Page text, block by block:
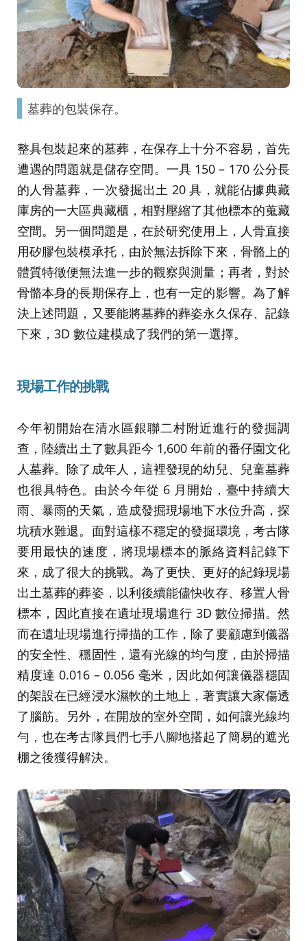
墓葬的包裝保存。
整具包裝起來的墓葬，在保存上十分不容易，首先
遭遇的問題就是儲存空間。一具 150 – 170 公分長
的人骨墓葬，一次發掘出土 20 具，就能佔據典藏
庫房的一大區典藏櫃，相對壓縮了其他標本的蒐藏
空間。另一個問題是，在於研究使用上，人骨直接
用矽膠包裝模承托，由於無法拆除下來，骨骼上的
體質特徵便無法進一步的觀察與測量；再者，對於
骨骼本身的長期保存上，也有一定的影響。為了解
決上述問題，又要能將墓葬的葬姿永久保存、記錄
下來，3D 數位建模成了我們的第一選擇。
現場工作的挑戰
今年初開始在清水區銀聯二村附近進行的發掘調
查，陸續出土了數具距今 1,600 年前的番仔園文化
人墓葬。除了成年人，這裡發現的幼兒、兒童墓葬
也很具特色。由於今年從 6 月開始，臺中持續大
雨、暴雨的天氣，造成發掘現場地下水位升高，探
坑積水難退。面對這樣不穩定的發掘環境，考古隊
要用最快的速度，將現場標本的脈絡資料記錄下
來，成了很大的挑戰。為了更快、更好的紀錄現場
出土墓葬的葬姿，以利後續能儘快收存、移置人骨
標本，因此直接在遺址現場進行 3D 數位掃描。然
而在遺址現場進行掃描的工作，除了要顧慮到儀器
的安全性、穩固性，還有光線的均勻度，由於掃描
精度達 0.016 – 0.056 毫米，因此如何讓儀器穩固
的架設在已經浸水濕軟的土地上，著實讓大家傷透
了腦筋。另外，在開放的室外空間，如何讓光線均
勻，也在考古隊員們七手八腳地搭起了簡易的遮光
棚之後獲得解決。